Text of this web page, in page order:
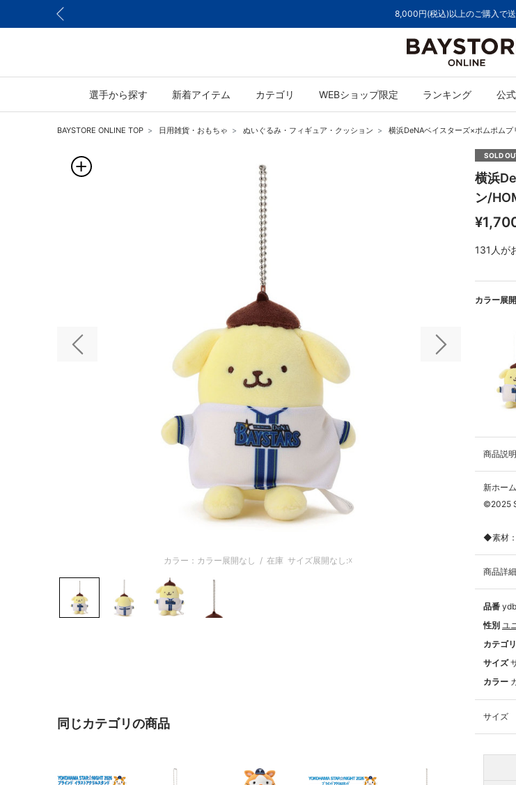
選手から探す 新着アイテム カテゴリ WEBショップ限定 ランキング 公
BAYSTORE ONLINE TOP 日用雑貨・おもちゃ ぬいぐるみ・フィギュア・クッション 横浜DeNAベイスターズ×ポムポム
前の画像 次の画像
カラー：カラー展開なし / 在庫 サイズ展開なし:☓
同じカテゴリの商品
SOLD
横浜
ン/
131 人が
カラー展
商品説明
新ホー
©2025
◆素材
商品詳細
品番
性別 ユ
カテゴリ
サイズ
カラー
サイズ